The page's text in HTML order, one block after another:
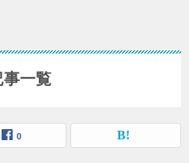
事一覧
0